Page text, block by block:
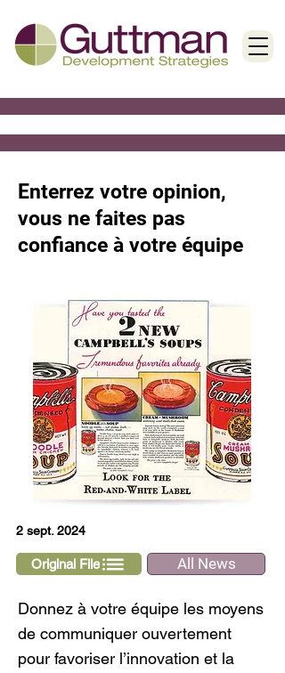
Enterrez votre opinion,
vous ne faites pas
confiance à votre équipe
2 sept. 2024
Original File All News
Donnez à votre équipe les moyens
de communiquer ouvertement
pour favoriser l’innovation et la